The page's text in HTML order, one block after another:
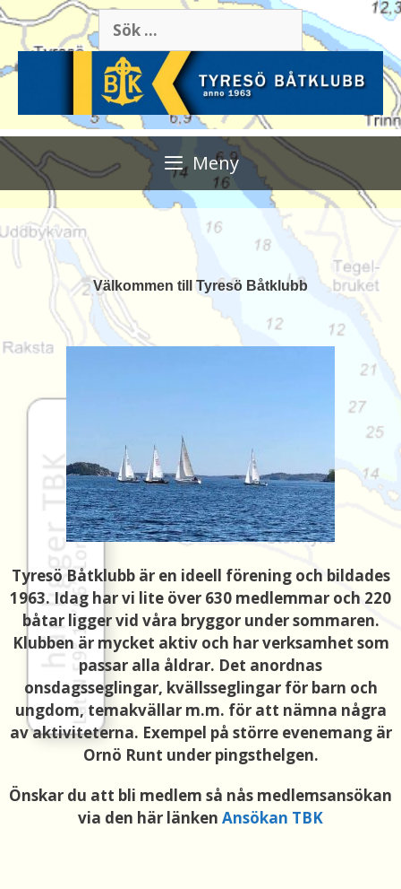
Meny
Välkommen till Tyresö Båtklubb
Tyresö Båtklubb är en ideell förening och bildades
1963. Idag har vi lite över 630 medlemmar och 220
båtar ligger vid våra bryggor under sommaren.
Klubben är mycket aktiv och har verksamhet som
passar alla åldrar. Det anordnas
onsdagsseglingar, kvällsseglingar för barn och
ungdom, temakvällar m.m. för att nämna några
av aktiviteterna. Exempel på större evenemang är
Ornö Runt under pingsthelgen.
Önskar du att bli medlem så nås medlemsansökan
via den här länken Ansökan TBK